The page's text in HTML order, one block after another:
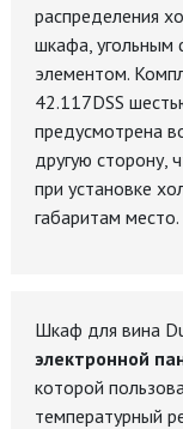
распределения
шкафа, угольным
элементом.
42.117DSS
предусмотрена
другую сторону,
при установке
габаритам место.
Шкаф для вина
электронной
которой
температурный